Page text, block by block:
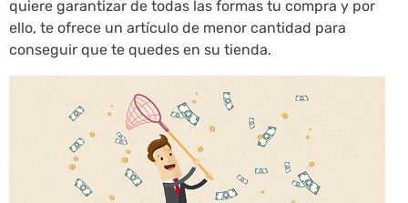
quiere garantizar de todas las formas tu compra y por
ello, te ofrece un artículo de menor cantidad para
conseguir que te quedes en su tienda.